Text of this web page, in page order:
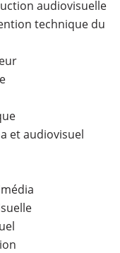
audiovisuelle
technique du
et audiovisuel